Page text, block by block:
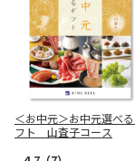
＜お中元＞お中元選べ
フト 山査子コース